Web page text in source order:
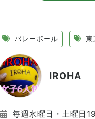
バレーボール 東
IROHA
毎週水曜日・土曜日